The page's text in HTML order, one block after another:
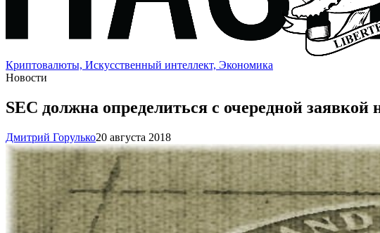
Криптовалюты, Искусственный интеллект, Экономика
Новости
SEC должна определиться с очередной
Дмитрий Горулько20 августа 2018